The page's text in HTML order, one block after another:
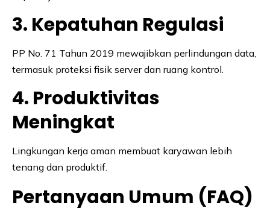
3. Kepatuhan Regulasi
PP No. 71 Tahun 2019 mewajibkan perlindungan data,
termasuk proteksi fisik server dan ruang kontrol.
4. Produktivitas
Meningkat
Lingkungan kerja aman membuat karyawan lebih
tenang dan produktif.
Pertanyaan Umum (FAQ)